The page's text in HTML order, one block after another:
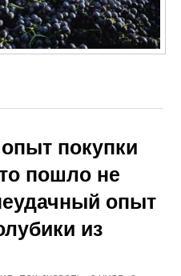
покупки
пошло не
опыт
из